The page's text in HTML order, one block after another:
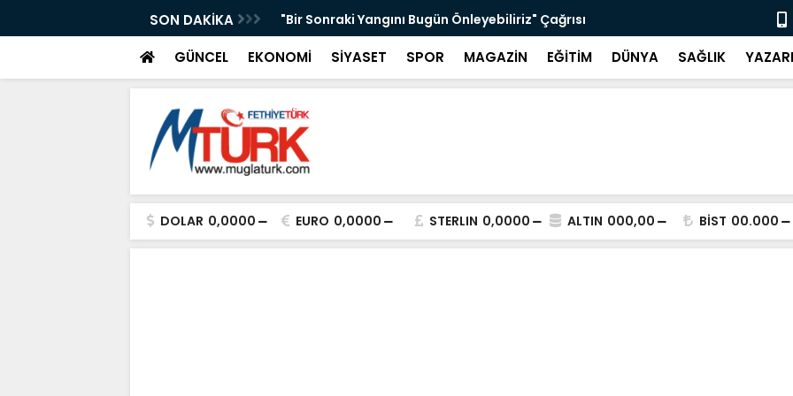
SON DAKİKA
IŞIKHAN'A GÜREŞ DAVETİ "Bir Sonraki Yangını Bugün Önleyebiliriz" Çağrısı Selahattin
GÜNCEL EKONOMİ SİYASET SPOR MAGAZİN EĞİTİM DÜNYA SAĞLIK
DOLAR 0,0000 EURO 0,0000 STERLIN 0,0000 ALTIN 000,00 BİST 00.000